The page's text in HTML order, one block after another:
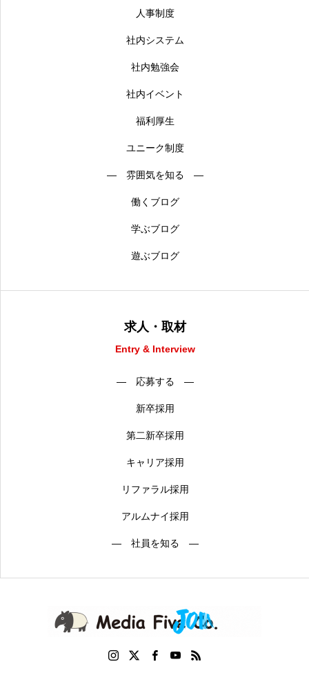
人事制度
社内システム
社内勉強会
社内イベント
福利厚生
ユニーク制度
― 雰囲気を知る ―
働くブログ
学ぶブログ
遊ぶブログ
求人・取材
Entry & Interview
― 応募する ―
新卒採用
第二新卒採用
キャリア採用
リファラル採用
アルムナイ採用
― 社員を知る ―